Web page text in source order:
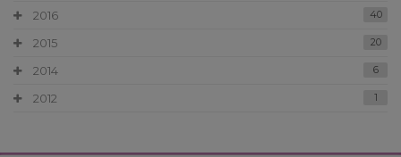
2016 40
2015 20
2014 6
2012 1